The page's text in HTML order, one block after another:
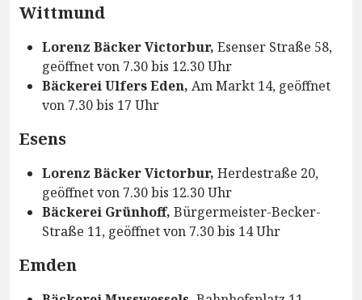
Wittmund
Lorenz Bäcker Victorbur, Esenser Straße 58,
geöffnet von 7.30 bis 12.30 Uhr
Bäckerei Ulfers Eden, Am Markt 14, geöffnet
von 7.30 bis 17 Uhr
Esens
Lorenz Bäcker Victorbur, Herdestraße 20,
geöffnet von 7.30 bis 12.30 Uhr
Bäckerei Grünhoff, Bürgermeister-Becker-
Straße 11, geöffnet von 7.30 bis 14 Uhr
Emden